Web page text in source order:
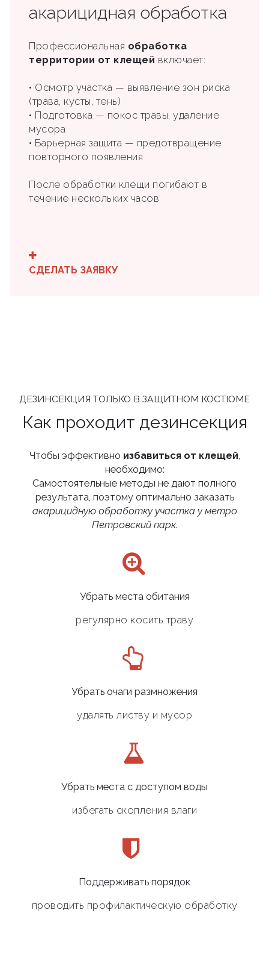
акарицидная обработка
Профессиональная обработка
территории от клещей включает:
• Осмотр участка — выявление зон риска
(трава, кусты, тень)
• Подготовка — покос травы, удаление
мусора
• Барьерная защита — предотвращение
повторного появления
После обработки клещи погибают в
течение нескольких часов
СДЕЛАТЬ ЗАЯВКУ
ДЕЗИНСЕКЦИЯ ТОЛЬКО В ЗАЩИТНОМ КОСТЮМЕ
Как проходит дезинсекция
Чтобы эффективно избавиться от клещей,
необходимо:
Самостоятельные методы не дают полного
результата, поэтому оптимально заказать
акарицидную обработку участка у метро
Петровский парк.
Убрать места обитания
регулярно косить траву
Убрать очаги размножения
удалять листву и мусор
Убрать места с доступом воды
избегать скопления влаги
Поддерживать порядок
проводить профилактическую обработку